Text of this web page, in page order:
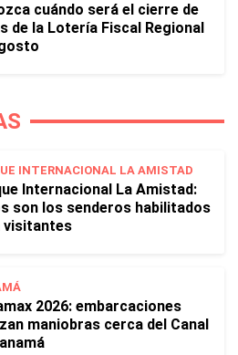
cuándo será el cierre de
de la Lotería Fiscal Regional
INTERNACIONAL LA AMISTAD
Internacional La Amistad:
son los senderos habilitados
visitantes
2026: embarcaciones
maniobras cerca del Canal